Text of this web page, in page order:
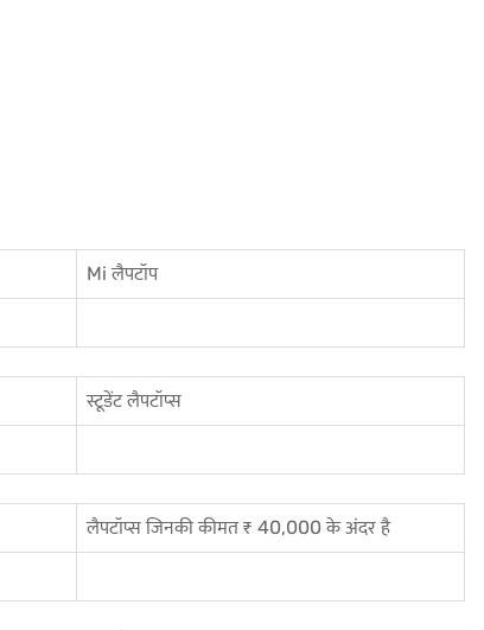
Mi लैपटॉप
स्टूडेंट लैपटॉप्स
लैपटॉप्स जिनकी कीमत ₹ 40,000 के अंदर है